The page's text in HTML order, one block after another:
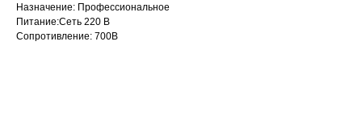
Назначение: Профессиональное
Питание:Сеть 220 В
Сопротивление: 700В